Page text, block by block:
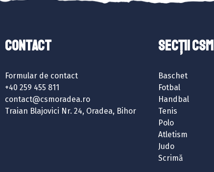
Contact
Formular de contact
+40 259 455 811
contact@csmoradea.ro
Traian Blajovici Nr. 24, Oradea, Bihor
SECȚII CSM
Baschet
Fotbal
Handbal
Tenis
Polo
Atletism
Judo
Scrimă